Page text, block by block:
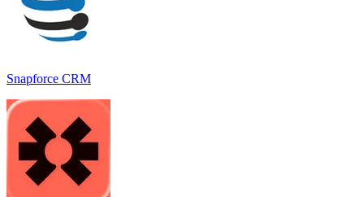
Snapforce CRM